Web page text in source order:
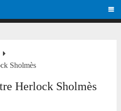
Sholmès
Herlock Sholmès